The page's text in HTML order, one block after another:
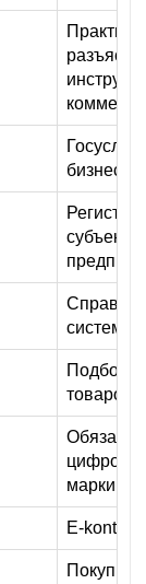
бизнеса
система
Подбор
товаров
E-kontract
Покупка